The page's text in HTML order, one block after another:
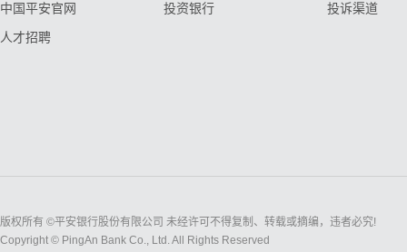
中国平安官网
人才招聘
投资银行
投诉渠道
版权所有 ©平安银行股份有限公司 未经许可不得复制、转载或摘编，违者必究!
Copyright © PingAn Bank Co., Ltd. All Rights Reserved